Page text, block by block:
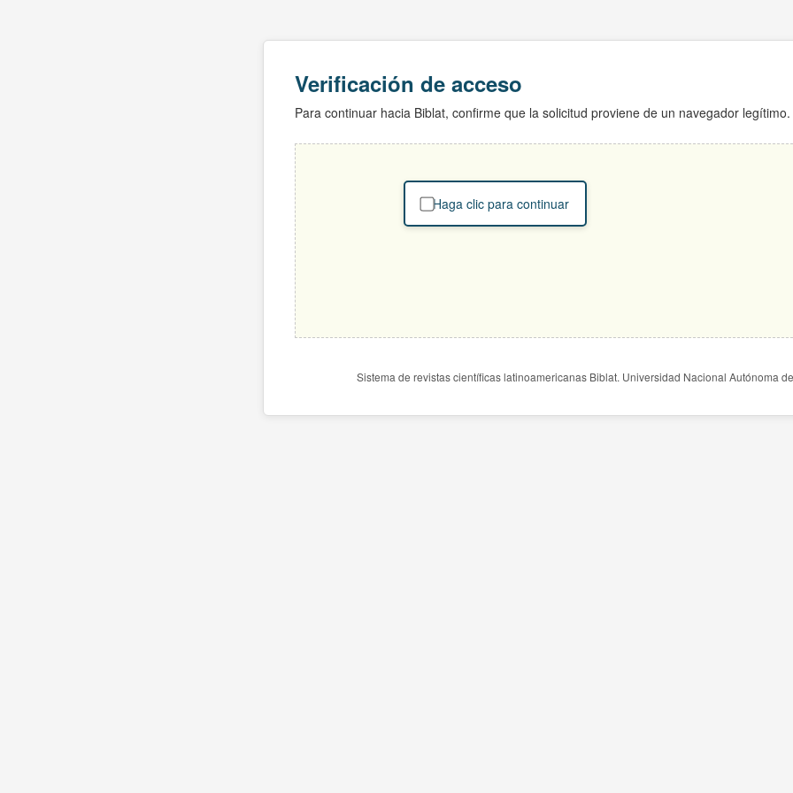
Verificación de acceso
Para continuar hacia Biblat, confirme que la solicitud proviene de un navegador legítimo.
Haga clic para continuar
Sistema de revistas científicas latinoamericanas Biblat. Universidad Nacional Autónoma